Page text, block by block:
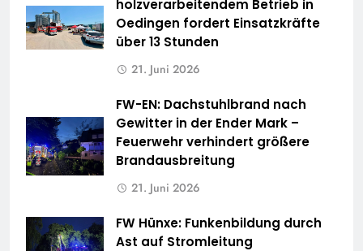
holzverarbeitendem Betrieb in
Oedingen fordert Einsatzkräfte
über 13 Stunden
21. Juni 2026
FW-EN: Dachstuhlbrand nach
Gewitter in der Ender Mark –
Feuerwehr verhindert größere
Brandausbreitung
21. Juni 2026
FW Hünxe: Funkenbildung durch
Ast auf Stromleitung